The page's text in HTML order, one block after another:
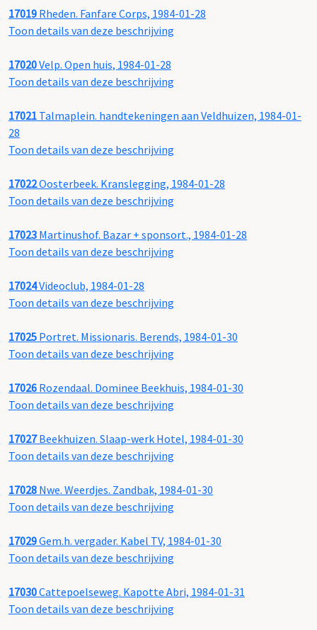
17019 Rheden. Fanfare Corps, 1984-01-28
Toon details van deze beschrijving
17020Velp. Open huis, 1984-01-28
Toon details van deze beschrijving
17021 Talmaplein. handtekeningen aan Veldhuizen, 1984-01-
28
Toon details van deze beschrijving
17022Oosterbeek. Kranslegging, 1984-01-28
Toon details van deze beschrijving
17023 Martinushof. Bazar + sponsort., 1984-01-28
Toon details van deze beschrijving
17024Videoclub, 1984-01-28
Toon details van deze beschrijving
17025 Portret. Missionaris. Berends, 1984-01-30
Toon details van deze beschrijving
17026 Rozendaal. Dominee Beekhuis, 1984-01-30
Toon details van deze beschrijving
17027Beekhuizen. Slaap-werk Hotel, 1984-01-30
Toon details van deze beschrijving
17028 Nwe. Weerdjes. Zandbak, 1984-01-30
Toon details van deze beschrijving
17029Gem.h. vergader. Kabel TV, 1984-01-30
Toon details van deze beschrijving
17030Cattepoelseweg. Kapotte Abri, 1984-01-31
Toon details van deze beschrijving